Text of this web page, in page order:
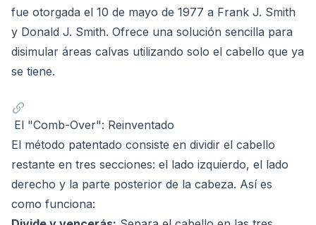
fue otorgada el 10 de mayo de 1977 a Frank J. Smith
y Donald J. Smith. Ofrece una solución sencilla para
disimular áreas calvas utilizando solo el cabello que ya
se tiene.
El "Comb-Over": Reinventado
El método patentado consiste en dividir el cabello
restante en tres secciones: el lado izquierdo, el lado
derecho y la parte posterior de la cabeza. Así es
como funciona: